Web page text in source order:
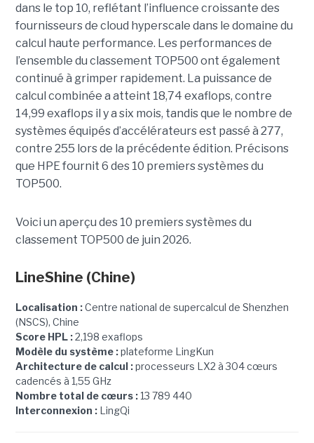
dans le top 10, reflétant l’influence croissante des
fournisseurs de cloud hyperscale dans le domaine du
calcul haute performance. Les performances de
l’ensemble du classement TOP500 ont également
continué à grimper rapidement. La puissance de
calcul combinée a atteint 18,74 exaflops, contre
14,99 exaflops il y a six mois, tandis que le nombre de
systèmes équipés d’accélérateurs est passé à 277,
contre 255 lors de la précédente édition. Précisons
que HPE fournit 6 des 10 premiers systèmes du
TOP500.
Voici un aperçu des 10 premiers systèmes du
classement TOP500 de juin 2026.
LineShine (Chine)
Localisation :Centre national de supercalcul de Shenzhen
(NSCS), Chine
Score HPL :2,198 exaflops
Modèle du système :plateforme LingKun
Architecture de calcul :processeurs LX2 à 304 cœurs
cadencés à 1,55 GHz
Nombre total de cœurs :13 789 440
Interconnexion :LingQi